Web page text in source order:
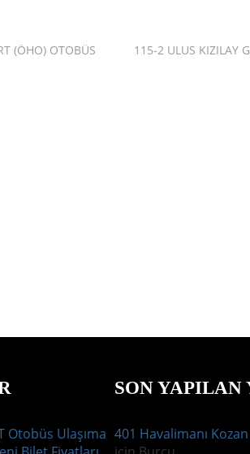
(ÖHO) OTOBÜS
115-2 ULUS KIZILAY
Otobüs Ulaşıma
SON
401 Havalimanı